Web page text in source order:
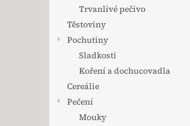
Trvanlivé pečivo
Těstoviny
Pochutiny
Sladkosti
Koření a dochucovadla
Cereálie
Pečení
Mouky